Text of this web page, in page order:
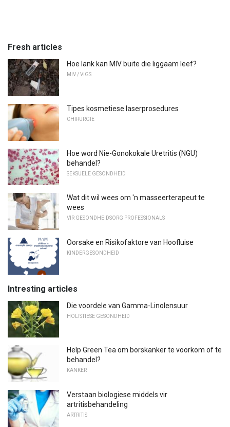
Fresh articles
Hoe lank kan MIV buite die liggaam leef?
MIV / VIGS
Tipes kosmetiese laserprosedures
CHIRURGIE
Hoe word Nie-Gonokokale Uretritis (NGU)
behandel?
SEKSUELE GESONDHEID
Wat dit wil wees om 'n masseerterapeut te
wees
VIR GESONDHEIDSORG PROFESSIONALS
Oorsake en Risikofaktore van Hoofluise
KINDERGESONDHEID
Intresting articles
Die voordele van Gamma-Linolensuur
HOLISTIESE GESONDHEID
Help Green Tea om borskanker te voorkom of te
behandel?
KANKER
Verstaan ​​biologiese middels vir
artritisbehandeling
ARTRITIS